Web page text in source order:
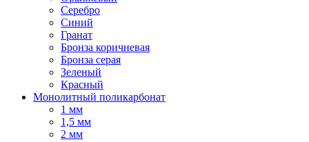
Серебро
Синий
Гранат
Бронза коричневая
Бронза серая
Зеленый
Красный
Монолитный поликарбонат
1 мм
1,5 мм
2 мм